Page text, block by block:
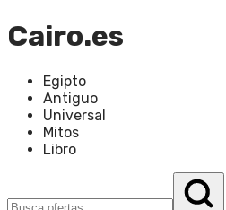
Cairo.es
Egipto
Antiguo
Universal
Mitos
Libro